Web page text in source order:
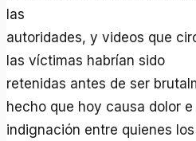
las
autoridades, y videos que
las víctimas habrían sido
retenidas antes de ser
hecho que hoy causa dolor e
indignación entre quienes